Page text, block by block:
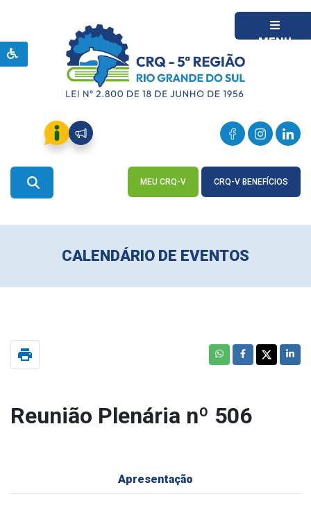
MENU
MEU CRQ-V CRQ-V BENEFÍCIOS
CALENDÁRIO DE EVENTOS
print
Reunião Plenária nº 506
Apresentação